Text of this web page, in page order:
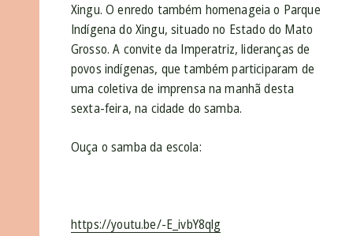
Xingu. O enredo também homenageia o Parque
Indígena do Xingu, situado no Estado do Mato
Grosso. A convite da Imperatriz, lideranças de
povos indígenas, que também participaram de
uma coletiva de imprensa na manhã desta
sexta-feira, na cidade do samba.
Ouça o samba da escola:
https://youtu.be/-E_ivbY8qlg